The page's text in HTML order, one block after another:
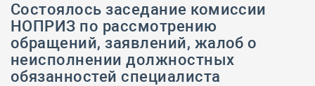
Состоялось заседание комиссии
НОПРИЗ по рассмотрению
обращений, заявлений, жалоб о
неисполнении должностных
обязанностей специалиста